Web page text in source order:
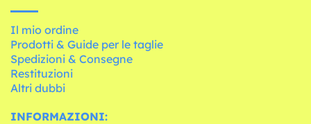
Il mio ordine
Prodotti & Guide per le taglie
Spedizioni & Consegne
Restituzioni
Altri dubbi
INFORMAZIONI: